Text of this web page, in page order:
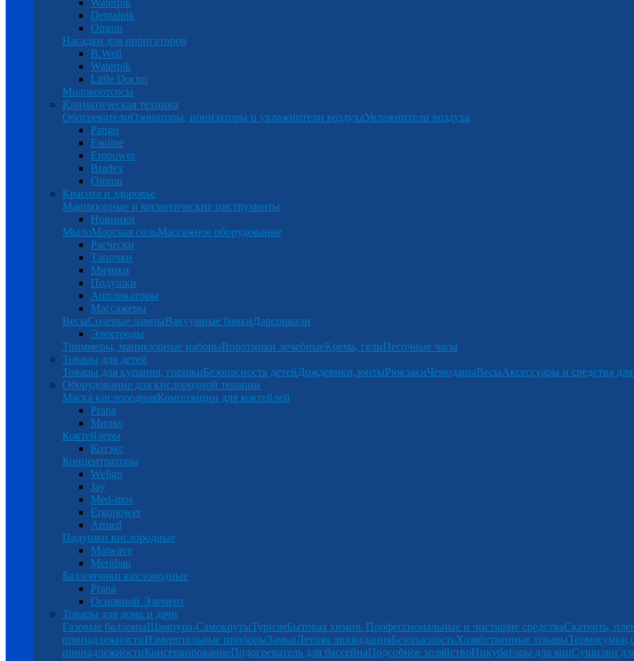
Waterpik
Dentalpik
Omron
Насадки для ирригаторов
B.Well
Waterpik
Little Doctor
Молокоотсосы
Климатическая техника
ОбогревателиОзонаторы, ионизаторы и увлажнители воздухаУвлажнители воздуха
Pango
Fanline
Eropower
Bradex
Omron
Красота и здоровье
Маникюрные и косметические инструменты
Новинки
МылоМорская сольМассажное оборудование
Расчески
Тапочки
Мячики
Подушки
Аппликаторы
Массажеры
ВесыСолевые лампыВакуумные банкиДарсонвали
Электроды
Триммеры, маникюрные наборыВоротники лечебныеКрема, гелиПесочные часы
Товары для детей
Товары для купания, горшкиБезопасность детейДождевики,зонтыРюкзакиЧемоданыВесыАксессуары и средства
Оборудование для кислородной терапии
Маска кислороднаяКомпозиции для коктейлей
Prana
Милко
Коктейлеры
Котэкс
Концентраторы
Wellgo
Jay
Med-mos
Ergopower
Armed
Подушки кислородные
Matwave
Meridian
Баллончики кислородные
Prana
Основной Элемент
Товары для дома и дачи
Газовые баллоныШампура-СамокрутыТуризмБытовая химия. Профессиональные и чистящие средстваСкатерть,
принадлежностиИзмерительные приборыЗамкиЛетняя ликвидацияБезопасностьХозяйственные товары
принадлежностиКонсервированиеПодогреватель для бассейнаПодсобное хозяйствоИнкубаторы для яицСушилки